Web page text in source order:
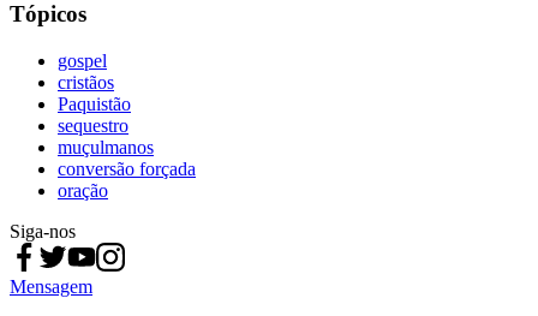
Tópicos
gospel
cristãos
Paquistão
sequestro
muçulmanos
conversão forçada
oração
Siga-nos
Mensagem